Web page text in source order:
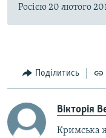
Росією 20 лютого
Поділитись
Вікторія
Кримська